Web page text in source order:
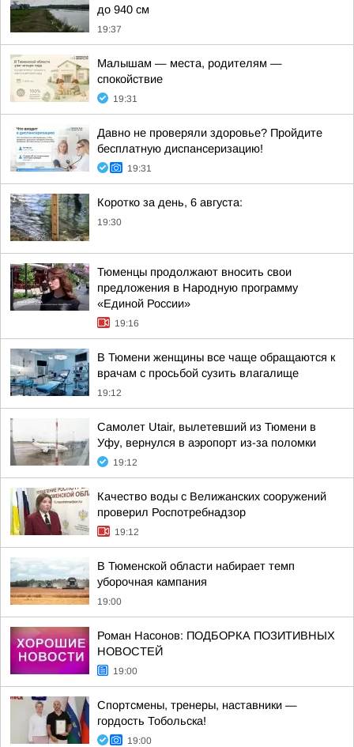
до 940 см
19:37
Малышам — места, родителям —
спокойствие
19:31
Давно не проверяли здоровье? Пройдите
бесплатную диспансеризацию!
19:31
Коротко за день, 6 августа:
19:30
Тюменцы продолжают вносить свои
предложения в Народную программу
«Единой России»
19:16
В Тюмени женщины все чаще обращаются к
врачам с просьбой сузить влагалище
19:12
Самолет Utair, вылетевший из Тюмени в
Уфу, вернулся в аэропорт из-за поломки
19:12
Качество воды с Велижанских сооружений
проверил Роспотребнадзор
19:12
В Тюменской области набирает темп
уборочная кампания
19:00
Роман Насонов: ПОДБОРКА ПОЗИТИВНЫХ
НОВОСТЕЙ
19:00
Спортсмены, тренеры, наставники —
гордость Тобольска!
19:00